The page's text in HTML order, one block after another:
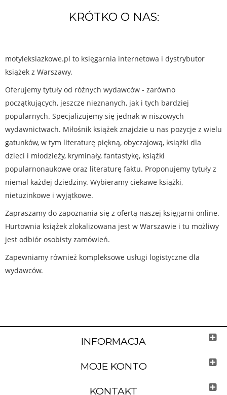
KRÓTKO O NAS:
motyleksiazkowe.pl to księgarnia internetowa i dystrybutor
książek z Warszawy.
Oferujemy tytuły od różnych wydawców - zarówno
początkujących, jeszcze nieznanych, jak i tych bardziej
popularnych. Specjalizujemy się jednak w niszowych
wydawnictwach. Miłośnik książek znajdzie u nas pozycje z wielu
gatunków, w tym literaturę piękną, obyczajową, książki dla
dzieci i młodzieży, kryminały, fantastykę, książki
popularnonaukowe oraz literaturę faktu. Proponujemy tytuły z
niemal każdej dziedziny. Wybieramy ciekawe książki,
nietuzinkowe i wyjątkowe.
Zapraszamy do zapoznania się z ofertą naszej księgarni online.
Hurtownia książek zlokalizowana jest w Warszawie i tu możliwy
jest odbiór osobisty zamówień.
Zapewniamy również kompleksowe usługi logistyczne dla
wydawców.
INFORMACJA
MOJE KONTO
KONTAKT